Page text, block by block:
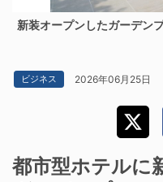
新装オープンしたガーデン
ビジネス 2026年06月25日
都市型ホテル